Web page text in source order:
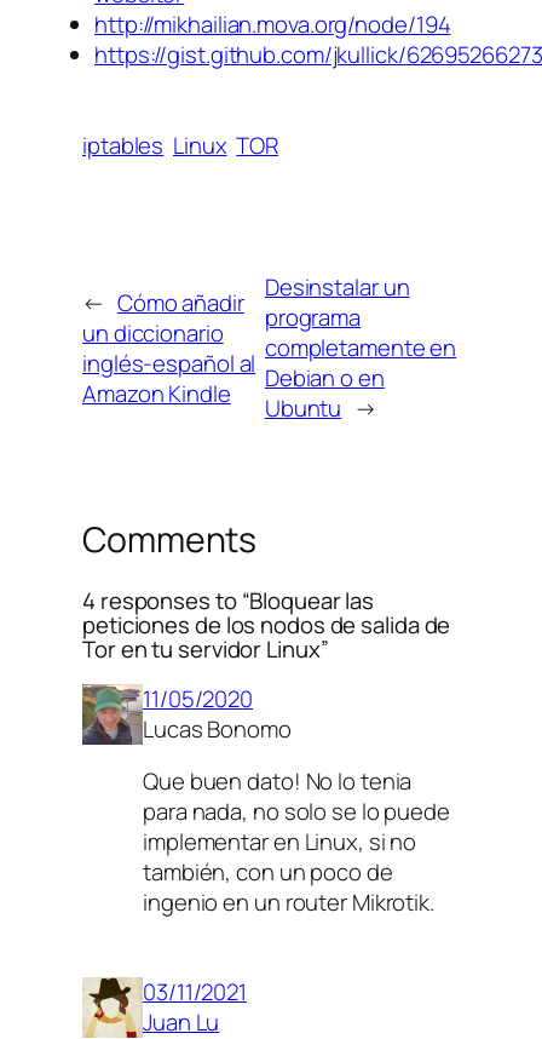
http://mikhailian.mova.org/node/194
https://gist.github.com/jkullick/
iptables Linux TOR
← Cómo añadir
un diccionario
inglés-español al
Amazon Kindle
Desinstalar un
programa
completamente en
Debian o en
Ubuntu →
Comments
4 responses to “Bloquear las
peticiones de los nodos de salida de
Tor en tu servidor Linux”
11/05/2020
Lucas Bonomo
Que buen dato! No lo tenia
para nada, no solo se lo puede
implementar en Linux, si no
también, con un poco de
ingenio en un router Mikrotik.
03/11/2021
Juan Lu